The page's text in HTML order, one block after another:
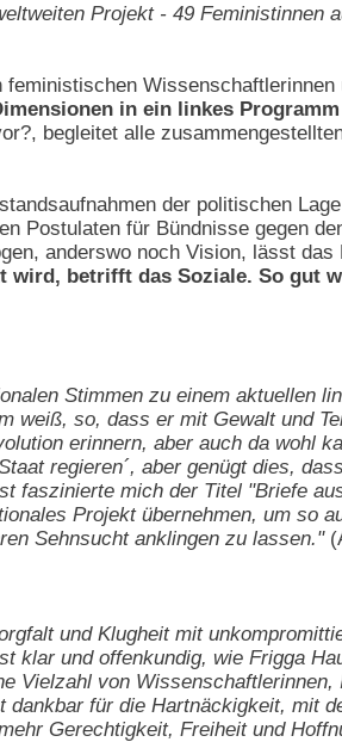
Projekt - 49 Feministinnen
in ein linkes
begleitet alle
der politischen
Postulaten für Bündnisse gegen
anderswo noch Vision, lässt
wird, betrifft das Soziale. So gut
Stimmen zu einem aktuellen
weiß, so, dass er mit Gewalt und
erinnern, aber auch da wohl
regieren´, aber genügt dies,
faszinierte mich der Titel "Briefe
Projekt übernehmen, um so
Sehnsucht anklingen zu lassen."
und Klugheit mit
klar und offenkundig, wie Frigga
Vielzahl von
für die Hartnäckigkeit, mit
Gerechtigkeit, Freiheit und